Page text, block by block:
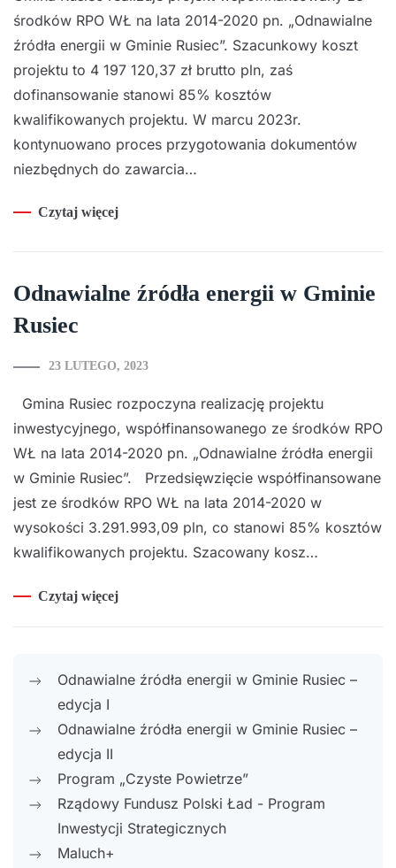
środków RPO WŁ na lata 2014-2020 pn. „Odnawialne
źródła energii w Gminie Rusiec”. Szacunkowy koszt
projektu to 4 197 120,37 zł brutto pln, zaś
dofinansowanie stanowi 85% kosztów
kwalifikowanych projektu. W marcu 2023r.
kontynuowano proces przygotowania dokumentów
niezbędnych do zawarcia…
Czytaj więcej
Odnawialne źródła energii w Gminie
Rusiec
23 LUTEGO, 2023
Gmina Rusiec rozpoczyna realizację projektu
inwestycyjnego, współfinansowanego ze środków RPO
WŁ na lata 2014-2020 pn. „Odnawialne źródła energii
w Gminie Rusiec”. Przedsięwzięcie współfinansowane
jest ze środków RPO WŁ na lata 2014-2020 w
wysokości 3.291.993,09 pln, co stanowi 85% kosztów
kwalifikowanych projektu. Szacowany kosz…
Czytaj więcej
Odnawialne źródła energii w Gminie Rusiec –
edycja I
Odnawialne źródła energii w Gminie Rusiec –
edycja II
Program „Czyste Powietrze”
Rządowy Fundusz Polski Ład - Program
Inwestycji Strategicznych
Maluch+